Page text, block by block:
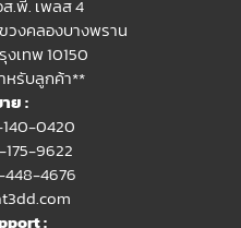
ส.พี. เพลส 4
งคลองบางพราน
เทพ 10150
หรับลูกค้า**
ย :
0420
9622
4676
: